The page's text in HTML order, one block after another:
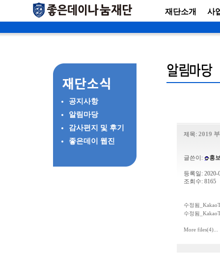
재단소개 사
공지사항
알림마당
감사편지 및 후기
좋은데이 웹진
제목: 2019
글쓴이: 홍
등록일: 2020-
조회수: 8165
수정됨
수정됨
More files(4)...